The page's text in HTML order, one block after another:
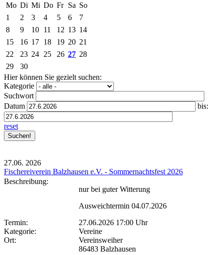
Mo Di Mi Do Fr Sa So
1
2 3 4 5 6
7
8
9 10 11 12 13 14
15
16 17 18 19 20 21
22
23 24 25 26 27 28
29
30
Hier können Sie gezielt suchen:
Kategorie
Suchwort
Datum
bis:
reset
27.06. 2026
Fischereiverein Balzhausen e.V. - Sommernachtsfest 2026
Beschreibung:
nur bei guter Witterung
Ausweichtermin 04.07.2026
Termin:
27.06.2026 17:00 Uhr
Kategorie:
Vereine
Ort:
Vereinsweiher
86483 Balzhausen